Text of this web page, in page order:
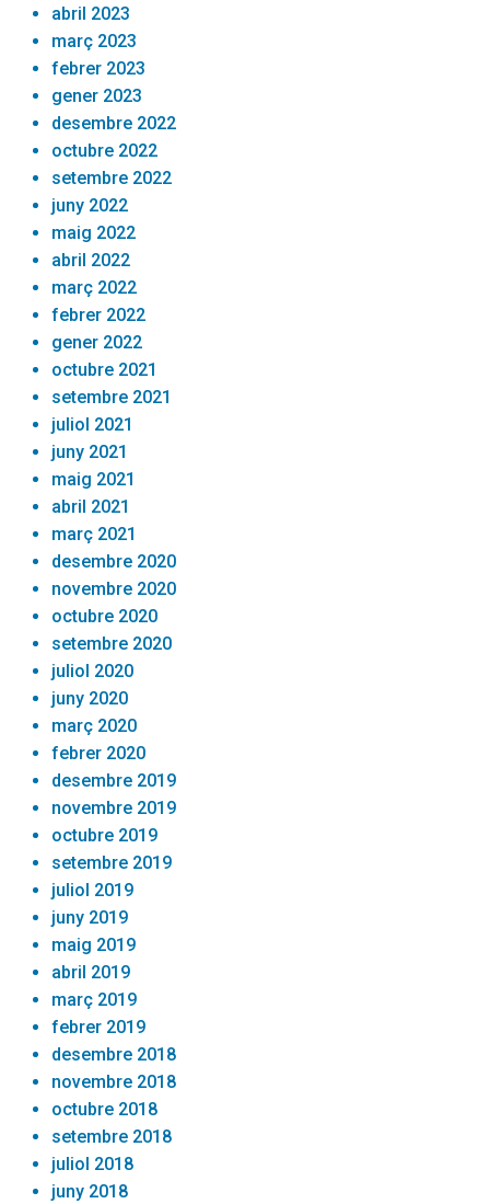
abril 2023
març 2023
febrer 2023
gener 2023
desembre 2022
octubre 2022
setembre 2022
juny 2022
maig 2022
abril 2022
març 2022
febrer 2022
gener 2022
octubre 2021
setembre 2021
juliol 2021
juny 2021
maig 2021
abril 2021
març 2021
desembre 2020
novembre 2020
octubre 2020
setembre 2020
juliol 2020
juny 2020
març 2020
febrer 2020
desembre 2019
novembre 2019
octubre 2019
setembre 2019
juliol 2019
juny 2019
maig 2019
abril 2019
març 2019
febrer 2019
desembre 2018
novembre 2018
octubre 2018
setembre 2018
juliol 2018
juny 2018